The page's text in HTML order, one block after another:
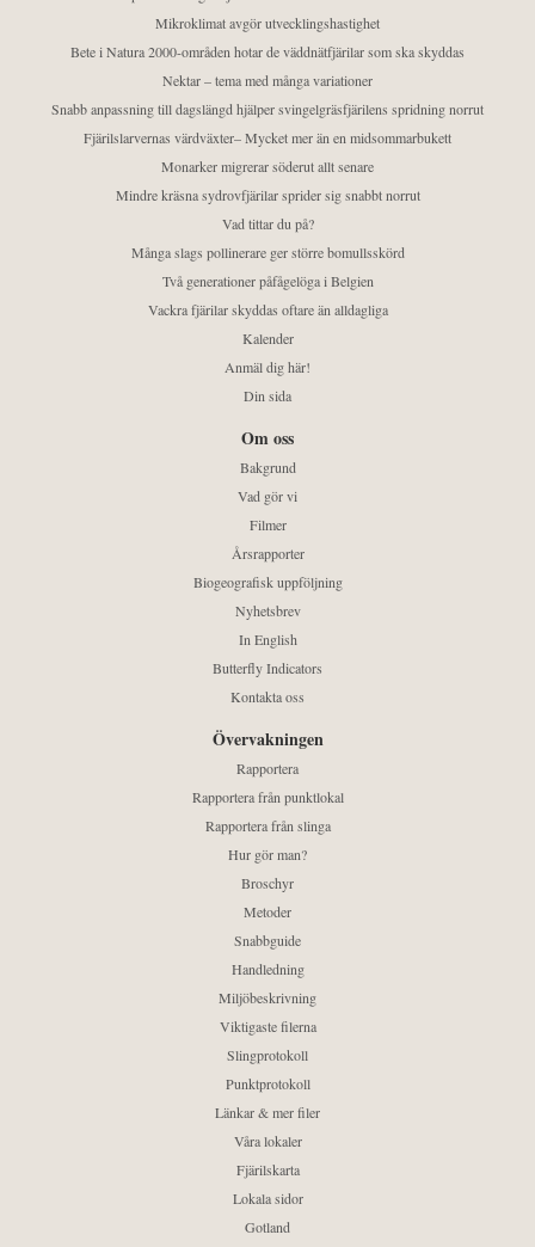
Mikroklimat avgör utvecklingshastighet
Bete i Natura 2000-områden hotar de väddnätfjärilar som ska skyddas
Nektar – tema med många variationer
Snabb anpassning till dagslängd hjälper svingelgräsfjärilens spridning norrut
Fjärilslarvernas värdväxter– Mycket mer än en midsommarbukett
Monarker migrerar söderut allt senare
Mindre kräsna sydrovfjärilar sprider sig snabbt norrut
Vad tittar du på?
Många slags pollinerare ger större bomullsskörd
Två generationer påfågelöga i Belgien
Vackra fjärilar skyddas oftare än alldagliga
Kalender
Anmäl dig här!
Din sida
Om oss
Bakgrund
Vad gör vi
Filmer
Årsrapporter
Biogeografisk uppföljning
Nyhetsbrev
In English
Butterfly Indicators
Kontakta oss
Övervakningen
Rapportera
Rapportera från punktlokal
Rapportera från slinga
Hur gör man?
Broschyr
Metoder
Snabbguide
Handledning
Miljöbeskrivning
Viktigaste filerna
Slingprotokoll
Punktprotokoll
Länkar & mer filer
Våra lokaler
Fjärilskarta
Lokala sidor
Gotland